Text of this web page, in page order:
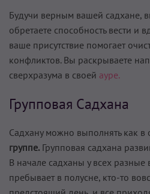
Будучи верным вашей садхане,
обретаете способность вести и
ваше присутствие помогает
конфликтов. Вы раскрываете
сверхразума в своей ауре.
Групповая Садхана
Садхану можно выполнять как в
группе. Групповая садхана
В начале садханы у всех
пребывает в полусне, кто-то